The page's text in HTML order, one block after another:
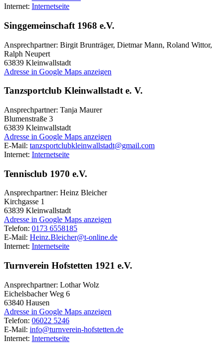
Internet: Internetseite
Singgemeinschaft 1968 e.V.
Ansprechpartner: Birgit Brunträger, Dietmar Mann, Roland Wittor,
Ralph Neupert
63839 Kleinwallstadt
Adresse in Google Maps anzeigen
Tanzsportclub Kleinwallstadt e. V.
Ansprechpartner: Tanja Maurer
Blumenstraße 3
63839 Kleinwallstadt
Adresse in Google Maps anzeigen
E-Mail: tanzsportclubkleinwallstadt@gmail.com
Internet: Internetseite
Tennisclub 1970 e.V.
Ansprechpartner: Heinz Bleicher
Kirchgasse 1
63839 Kleinwallstadt
Adresse in Google Maps anzeigen
Telefon: 0173 6558185
E-Mail: Heinz.Bleicher@t-online.de
Internet: Internetseite
Turnverein Hofstetten 1921 e.V.
Ansprechpartner: Lothar Wolz
Eichelsbacher Weg 6
63840 Hausen
Adresse in Google Maps anzeigen
Telefon: 06022 5246
E-Mail: info@turnverein-hofstetten.de
Internet: Internetseite